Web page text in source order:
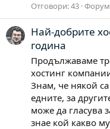
Отговори: 43
Най-добрите
година
Продължаваме
хостинг
Знам, че някой
едните, за
може да гласува
знае кой какво